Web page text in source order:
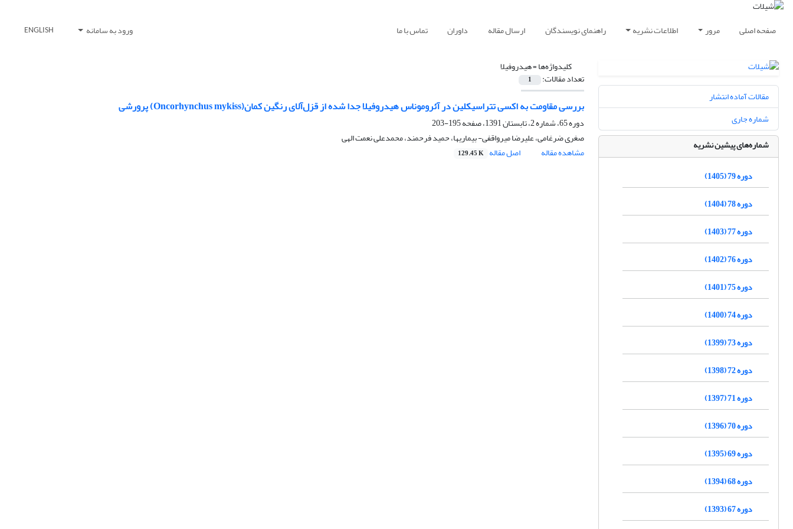
صفحه اصلی مرور اطلاعات نشریه راهنمای نویسندگان ارسال مقاله داوران تماس با ما ورود به سامانه ENGLISH
کلیدواژه‌ها =هیدروفیلا
تعداد مقالات: 1
بررسی مقاومت به اکسی تتراسیکلین در آئروموناس هیدروفیلا جدا شده از قزل‌آلای رنگین کمان(Oncorhynchus mykiss) پرورشی
دوره 65، شماره 2، تابستان 1391، صفحه
195-203
صغری ضرغامی، علیرضا میرواقفی- بیماریها، حمید فرحمند، محمدعلی نعمت الهی
مشاهده مقاله
اصل مقاله 129.45 K
مقالات آماده انتشار
شماره جاری
شماره‌های پیشین نشریه
دوره 79 (1405)
دوره 78 (1404)
دوره 77 (1403)
دوره 76 (1402)
دوره 75 (1401)
دوره 74 (1400)
دوره 73 (1399)
دوره 72 (1398)
دوره 71 (1397)
دوره 70 (1396)
دوره 69 (1395)
دوره 68 (1394)
دوره 67 (1393)